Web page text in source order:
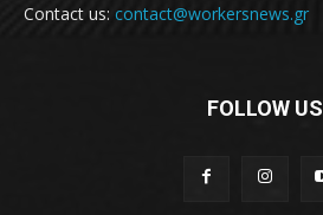
Contact us: contact@workersnews.gr
FOLLOW US